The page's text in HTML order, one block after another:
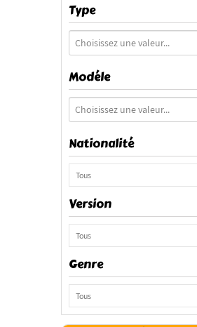
Type
Modéle
Nationalité
Tous
Version
Tous
Genre
Tous